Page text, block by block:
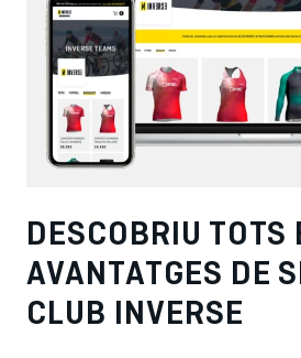
DESCOBRIU TOTS
AVANTATGES DE
CLUB INVERSE